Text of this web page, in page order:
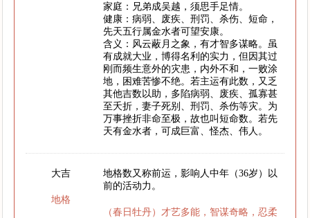
家庭：兄弟成吴越，须思手足情。
健康：病弱、废疾、刑罚、杀伤、短命，
先天五行属金水者可望安康。
含义：风云蔽月之象，有才智多谋略。虽
有成就大业，博得名利的实力，但因其过
刚而频生意外的灾患，内外不和，一败涂
地，困难苦惨不绝。若主运有此数，又乏
其他吉数以助，多陷病弱、废疾、孤寡甚
至夭折，妻子死别、刑罚、杀伤等灾。为
万事挫折非命至极，故也叫短命数。若先
天有金水者，可成巨富、怪杰、伟人。
大吉
地格
地格数又称前运，影响人中年（36岁）以
前的活动力。
（春日牡丹）才艺多能，智谋奇略，忍柔